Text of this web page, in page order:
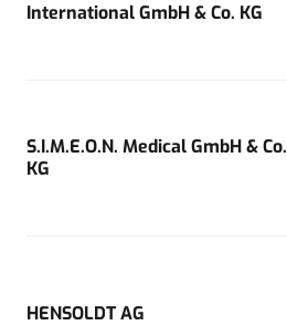
International GmbH & Co. KG
S.I.M.E.O.N. Medical GmbH & Co.
KG
HENSOLDT AG